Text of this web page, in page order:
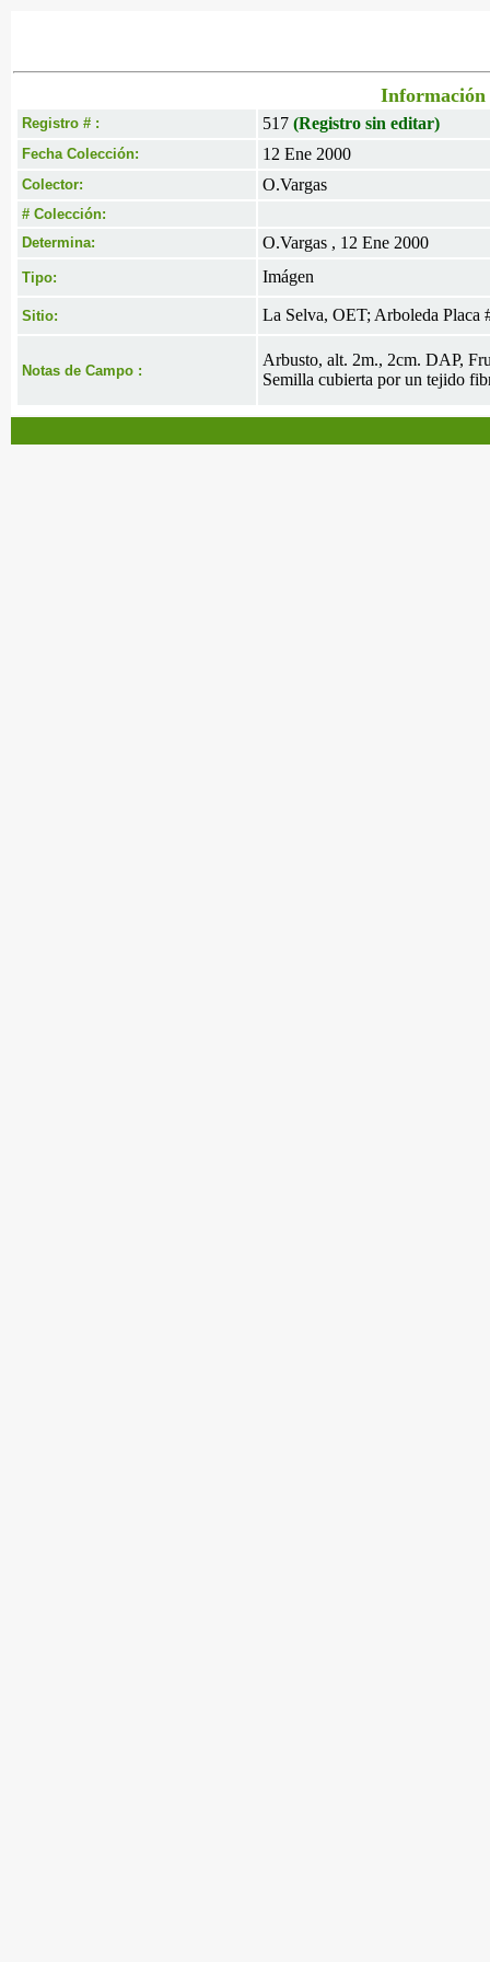
Información
Registro # : 517 (Registro sin editar)
Fecha Colección: 12 Ene 2000
Colector: O.Vargas
# Colección:
Determina:
O.Vargas , 12 Ene 2000
Tipo: Imágen
Sitio: La Selva, OET; Arboleda Placa
Notas de Campo :
Arbusto, alt. 2m., 2cm. DAP,
Semilla cubierta por un tejido